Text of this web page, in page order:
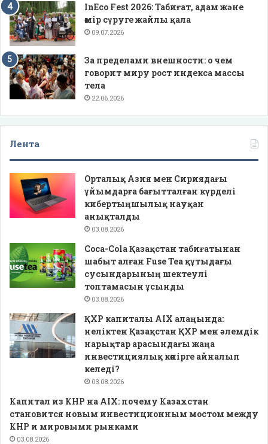
InEco Fest 2026: Табиғат, адам және
өмір сүруге жайлы қала
09.07.2026
За пределами внешности: о чем
говорит миру рост индекса массы
тела
22.06.2026
Лента
Орталық Азия мен Сириядағы
ұйымдарға бағытталған күрделі
кибертыңшылық науқан
анықталды
03.08.2026
Coca-Cola Қазақстан табиғатынан
шабыт алған Fuse Tea құтыдағы
сусындарының шектеулі
топтамасын ұсынды
03.08.2026
ҚХР капиталы AIX алаңында:
неліктен Қазақстан ҚХР мен әлемдік
нарықтар арасындағы жаңа
инвестициялық көпірге айналып
келеді?
03.08.2026
Капитал из КНР на AIX: почему Казахстан
становится новым инвестиционным мостом между
КНР и мировыми рынками
03.08.2026